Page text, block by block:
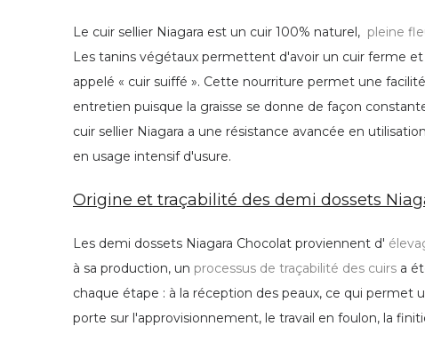
Le cuir sellier Niagara est un cuir 100% naturel, pleine
Les tanins végétaux permettent d'avoir un cuir ferme
appelé « cuir suiffé ». Cette nourriture permet une
entretien puisque la graisse se donne de façon
cuir sellier Niagara a une résistance avancée en
en usage intensif d'usure.
Origine et traçabilité des demi dossets
Les demi dossets Niagara Chocolat proviennent d'
à sa production, un processus de traçabilité des cuirs a
chaque étape : à la réception des peaux, ce qui permet
porte sur l'approvisionnement, le travail en foulon, la